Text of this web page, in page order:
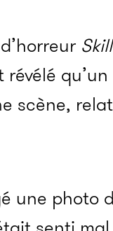
scène,
une photo